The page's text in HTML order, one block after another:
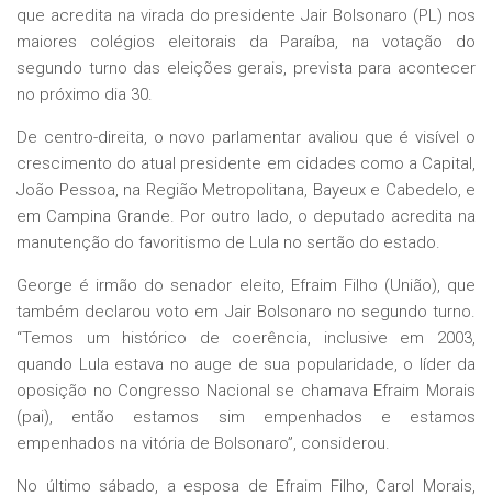
que acredita na virada do presidente Jair Bolsonaro (PL) nos
maiores colégios eleitorais da Paraíba, na votação do
segundo turno das eleições gerais, prevista para acontecer
no próximo dia 30.
De centro-direita, o novo parlamentar avaliou que é visível o
crescimento do atual presidente em cidades como a Capital,
João Pessoa, na Região Metropolitana, Bayeux e Cabedelo, e
em Campina Grande. Por outro lado, o deputado acredita na
manutenção do favoritismo de Lula no sertão do estado.
George é irmão do senador eleito, Efraim Filho (União), que
também declarou voto em Jair Bolsonaro no segundo turno.
“Temos um histórico de coerência, inclusive em 2003,
quando Lula estava no auge de sua popularidade, o líder da
oposição no Congresso Nacional se chamava Efraim Morais
(pai), então estamos sim empenhados e estamos
empenhados na vitória de Bolsonaro”, considerou.
No último sábado, a esposa de Efraim Filho, Carol Morais,